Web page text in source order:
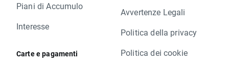
Piani di Accumulo
Interesse
Carte e pagamenti
Avvertenze Legali
Politica della privacy
Politica dei cookie